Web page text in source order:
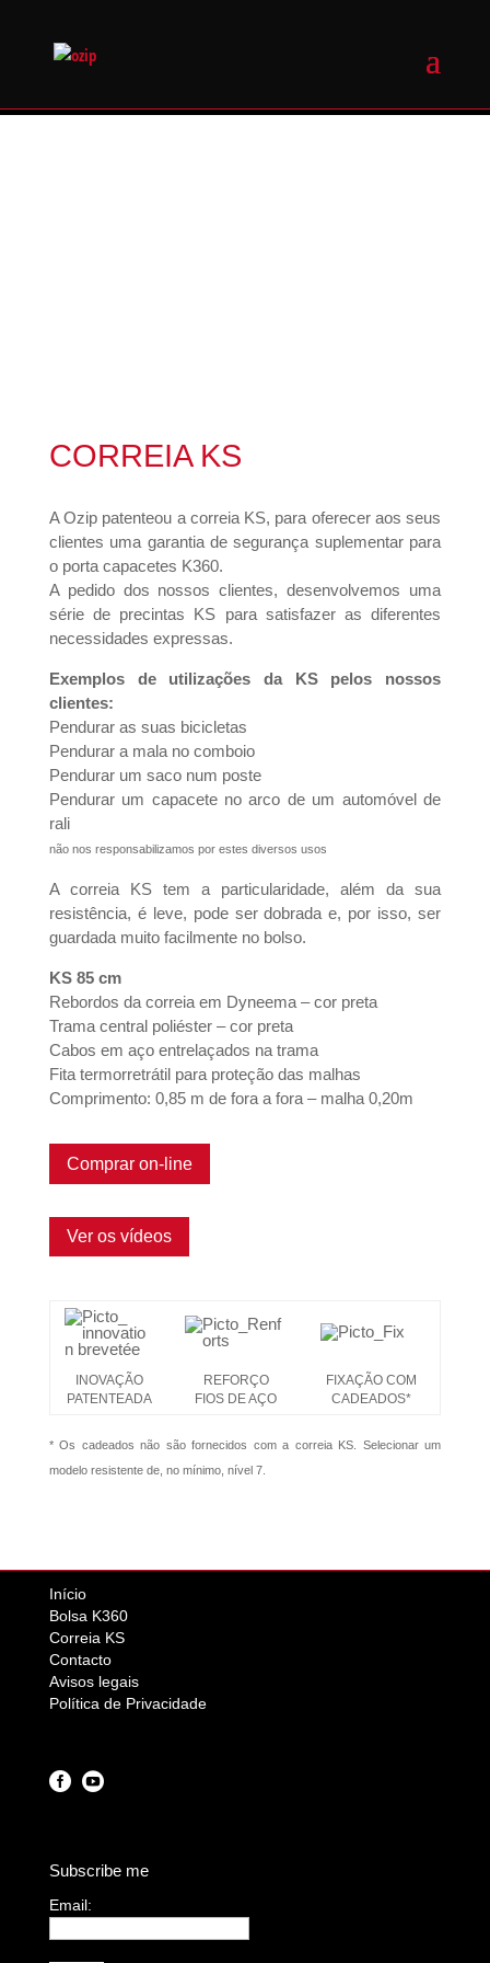
CORREIA KS
A Ozip patenteou a correia KS, para oferecer aos seus
clientes uma garantia de segurança suplementar para
o porta capacetes K360.
A pedido dos nossos clientes, desenvolvemos uma
série de precintas KS para satisfazer as diferentes
necessidades expressas.
Exemplos de utilizações da KS pelos nossos
clientes:
Pendurar as suas bicicletas
Pendurar a mala no comboio
Pendurar um saco num poste
Pendurar um capacete no arco de um automóvel de
rali
não nos responsabilizamos por estes diversos usos
A correia KS tem a particularidade, além da sua
resistência, é leve, pode ser dobrada e, por isso, ser
guardada muito facilmente no bolso.
KS 85 cm
Rebordos da correia em Dyneema – cor preta
Trama central poliéster – cor preta
Cabos em aço entrelaçados na trama
Fita termorretrátil para proteção das malhas
Comprimento: 0,85 m de fora a fora – malha 0,20m
Comprar on-line
Ver os vídeos
INOVAÇÃO
PATENTEADA
REFORÇO
FIOS DE AÇO
FIXAÇÃO COM
CADEADOS*
* Os cadeados não são fornecidos com a correia KS. Selecionar um
modelo resistente de, no mínimo, nível 7.
Início
Bolsa K360
Correia KS
Contacto
Avisos legais
Política de Privacidade
Subscribe me
Email: